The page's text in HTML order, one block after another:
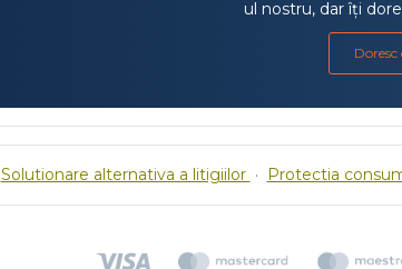
ul nostru, dar îți
Doresc
Solutionare alternativa a litigiilor · Protectia